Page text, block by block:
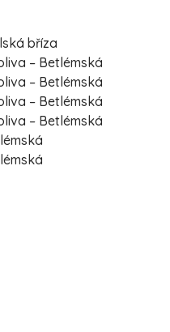
bříza
– Betlémská
– Betlémská
– Betlémská
– Betlémská